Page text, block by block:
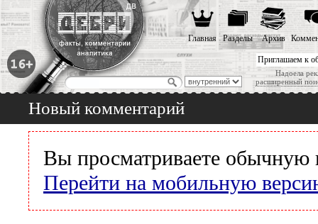
Приглашаем к
Надоела
расширенный
Главная Разделы Архив
Новый комментарий
Вы просматриваете обычную
Перейти на мобильную